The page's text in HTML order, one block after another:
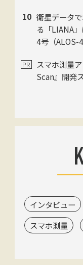
発表・巨大
も
衛星データ
る「LIANA
4号（ALOS-
ン・日本工営
スマホ測量
Scan』開発
インタビュー
スマホ測量